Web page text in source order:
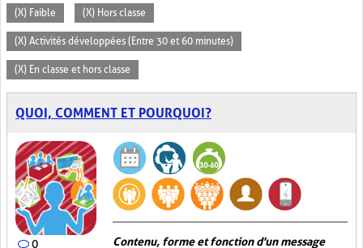
(X) Faible (X) Hors classe
(X) Activités développées (Entre 30 et 60 minutes)
(X) En classe et hors classe
QUOI, COMMENT ET POURQUOI?
0 Contenu, forme et fonction d'un message